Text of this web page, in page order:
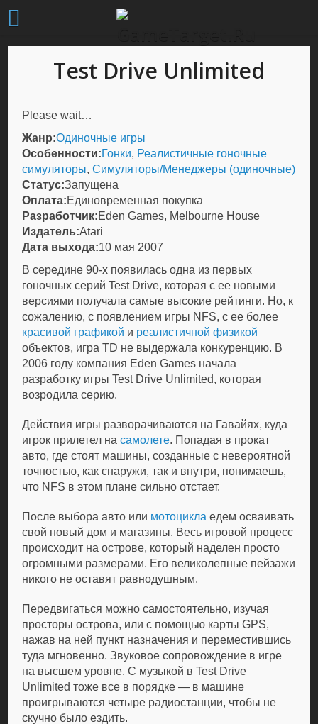
Test Drive Unlimited
Please wait…
Жанр:Одиночные игры
Особенности:Гонки, Реалистичные гоночные
симуляторы,Симуляторы/Менеджеры (одиночные)
Статус:Запущена
Оплата:Единовременная покупка
Разработчик:Eden Games, Melbourne House
Издатель:Atari
Дата выхода:10 мая 2007
В середине 90-х появилась одна из первых
гоночных серий Test Drive, которая с ее новыми
версиями получала самые высокие рейтинги. Но, к
сожалению, с появлением игры NFS, с ее более
красивой графикой и реалистичной физикой
объектов, игра TD не выдержала конкуренцию. В
2006 году компания Eden Games начала
разработку игры Test Drive Unlimited, которая
возродила серию.
Действия игры разворачиваются на Гавайях, куда
игрок прилетел насамолете. Попадая в прокат
авто, где стоят машины, созданные с невероятной
точностью, как снаружи, так и внутри, понимаешь,
что NFS в этом плане сильно отстает.
После выбора авто или мотоцикла едем осваивать
свой новый дом и магазины. Весь игровой процесс
происходит на острове, который наделен просто
огромными размерами. Его великолепные пейзажи
никого не оставят равнодушным.
Передвигаться можно самостоятельно, изучая
просторы острова, или с помощью карты GPS,
нажав на ней пункт назначения и переместившись
туда мгновенно. Звуковое сопровождение в игре
на высшем уровне. С музыкой в Test Drive
Unlimited тоже все в порядке — в машине
проигрываются четыре радиостанции, чтобы не
скучно было ездить.